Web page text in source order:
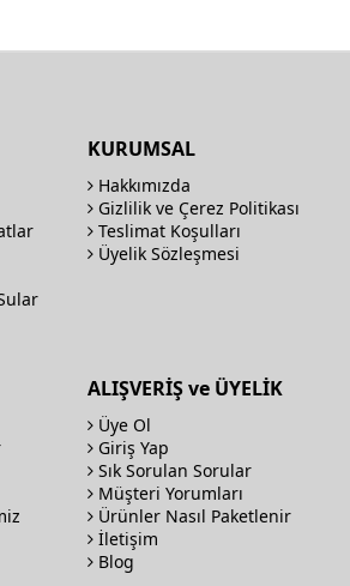
KURUMSAL
Hakkımızda
Gizlilik ve Çerez Politikası
Teslimat Koşulları
Üyelik Sözleşmesi
ALIŞVERİŞ ve ÜYELİK
Üye Ol
Giriş Yap
Sık Sorulan Sorular
Müşteri Yorumları
Ürünler Nasıl Paketlenir
İletişim
Blog